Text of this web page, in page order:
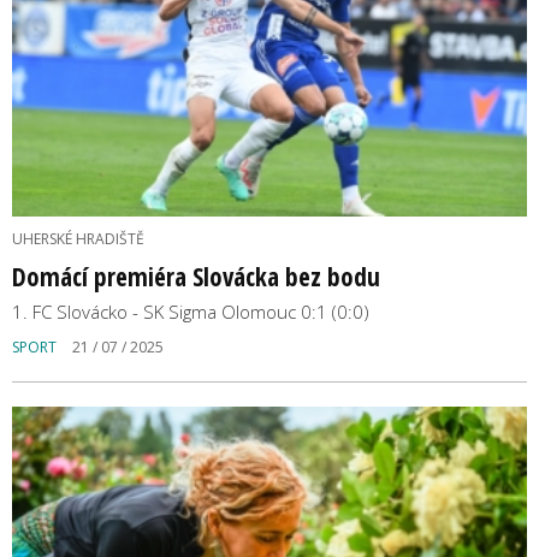
UHERSKÉ HRADIŠTĚ
Domácí premiéra Slovácka bez bodu
1. FC Slovácko - SK Sigma Olomouc 0:1 (0:0)
SPORT 21 / 07 / 2025